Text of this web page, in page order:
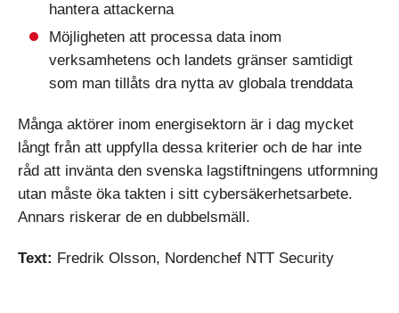
hantera attackerna
Möjligheten att processa data inom
verksamhetens och landets gränser samtidigt
som man tillåts dra nytta av globala trenddata
Många aktörer inom energisektorn är i dag mycket
långt från att uppfylla dessa kriterier och de har inte
råd att invänta den svenska lag­stiftningens utformning
utan måste öka takten i sitt cybersäkerhetsarbete.
Annars riskerar de en dubbelsmäll.
Text: Fredrik Olsson, Nordenchef NTT Security